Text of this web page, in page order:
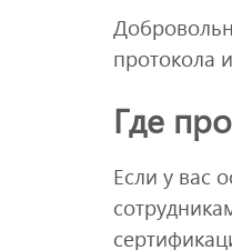
протокола
Где
Если у вас